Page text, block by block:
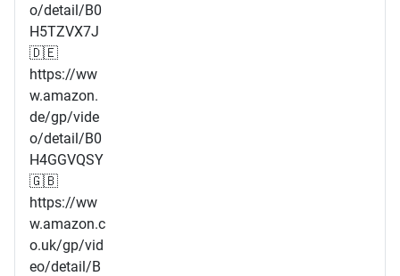
o/detail/B0
H5TZVX7J
🇩🇪
https://ww
w.amazon.
de/gp/vide
o/detail/B0
H4GGVQSY
🇬🇧
https://ww
w.amazon.c
o.uk/gp/vid
eo/detail/B